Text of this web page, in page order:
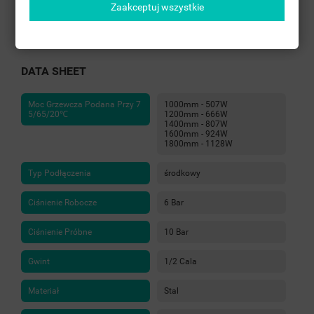
LUKKA Z WIESZAKAMI 13-
profili
DATA SHEET
Moc Grzewcza Podana Przy 7
5/65/20℃
1000mm - 507W
1200mm - 666W
1400mm - 807W
1600mm - 924W
1800mm - 1128W
Typ Podłączenia środkowy
Ciśnienie Robocze 6 Bar
Ciśnienie Próbne 10 Bar
Gwint 1/2 Cala
Materiał Stal
Zaakceptuj wszystkie